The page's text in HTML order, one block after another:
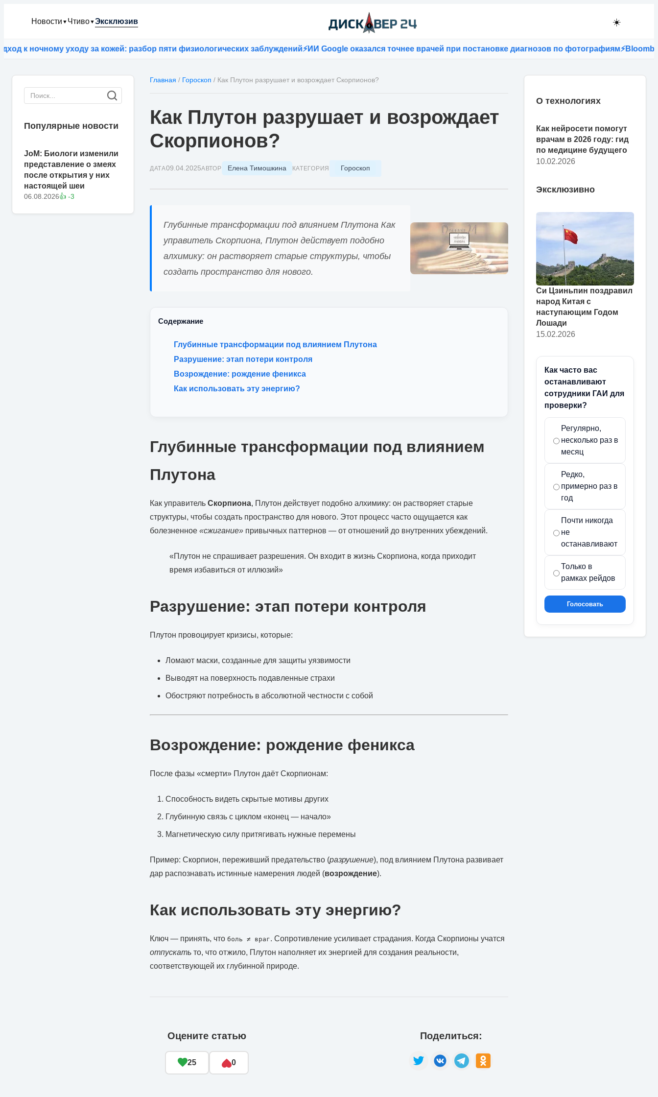
Новости ▼ Чтиво▼Эксклюзив ☀️
уходу за кожей: разбор пяти физиологических заблуждений⚡ИИ Google оказался точнее врачей при постановке диагнозов по фотографиям⚡Bloomberg:
Популярные новости
JoM: Биологи изменили
представление о змеях
после открытия у них
настоящей шеи
06.08.2026👍 -3
Главная / Гороскоп / Как Плутон разрушает и возрождает Скорпионов?
Как Плутон разрушает и возрождает
Скорпионов?
ДАТА09.04.2025АВТОР Елена Тимошкина КАТЕГОРИЯ Гороскоп
Глубинные трансформации под влиянием Плутона Как
управитель Скорпиона, Плутон действует подобно
алхимику: он растворяет старые структуры, чтобы
создать пространство для нового.
Содержание
Глубинные трансформации под влиянием Плутона
Разрушение: этап потери контроля
Возрождение: рождение феникса
Как использовать эту энергию?
Глубинные трансформации под влиянием
Плутона
Как управитель Скорпиона, Плутон действует подобно алхимику: он растворяет старые
структуры, чтобы создать пространство для нового. Этот процесс часто ощущается как
болезненное «сжигание» привычных паттернов — от отношений до внутренних убеждений.
«Плутон не спрашивает разрешения. Он входит в жизнь Скорпиона, когда приходит
время избавиться от иллюзий»
Разрушение: этап потери контроля
Плутон провоцирует кризисы, которые:
Ломают маски, созданные для защиты уязвимости
Выводят на поверхность подавленные страхи
Обостряют потребность в абсолютной честности с собой
Возрождение: рождение феникса
После фазы «смерти» Плутон даёт Скорпионам:
Способность видеть скрытые мотивы других
Глубинную связь с циклом «конец — начало»
Магнетическую силу притягивать нужные перемены
Пример: Скорпион, переживший предательство (разрушение), под влиянием Плутона развивает
дар распознавать истинные намерения людей (возрождение).
Как использовать эту энергию?
Ключ — принять, что боль ≠ враг. Сопротивление усиливает страдания. Когда Скорпионы учатся
отпускать то, что отжило, Плутон наполняет их энергией для создания реальности,
соответствующей их глубинной природе.
Оцените статью
25 0
Поделиться:
О технологиях
Как нейросети помогут
врачам в 2026 году: гид
по медицине будущего
10.02.2026
Эксклюзивно
Си Цзиньпин поздравил
народ Китая с
наступающим Годом
Лошади
15.02.2026
Как часто вас
останавливают
сотрудники ГАИ для
проверки?
Регулярно,
несколько раз в
месяц
Редко,
примерно раз в
год
Почти никогда
не
останавливают
Только в
рамках рейдов
Голосовать